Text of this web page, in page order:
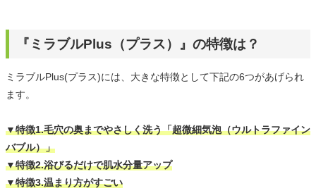
『ミラブルPlus（プラス）』の特徴は？
ミラブルPlus(プラス)には、大きな特徴として下記の6つがあげられ
ます。
▼特徴1.毛穴の奥までやさしく洗う「超微細気泡（ウルトラファイン
バブル）」
▼特徴2.浴びるだけで肌水分量アップ
▼特徴3.温まり方がすごい